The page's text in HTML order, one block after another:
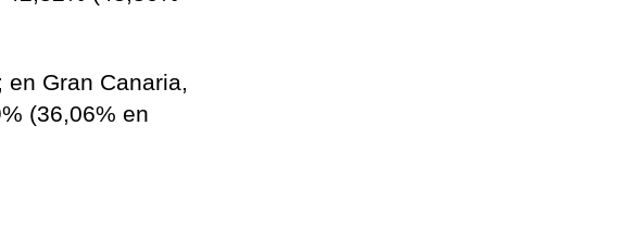
Gran Canaria,
(36,06% en